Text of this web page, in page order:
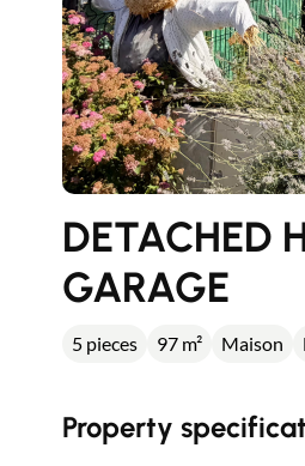
DETACHED
GARAGE
5 pieces 97 m² Maison
Property